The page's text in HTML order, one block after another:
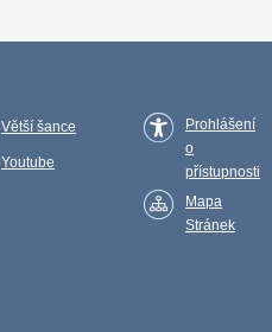
Větší šance
Youtube
Prohlášení
o
přístupnosti
Mapa
Stránek